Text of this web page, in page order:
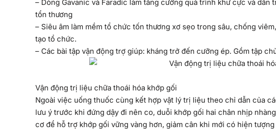
– Dòng Gavanic và Faradic làm tăng cường quà trình khư cực và dẫn
tổn thương
– Siêu âm làm mềm tổ chức tốn thương xơ sẹo trong sâu, chống
tạo tổ chức.
– Các bài tập vận động trợ giúp: kháng trở đến cưỡng ép. Gồm tập
Vận động trị liệu chữa thoái hóa khớp gối
Ngoài việc uống thuốc cùng kết hợp vật lý trị liệu theo chỉ dẫn của
lưu ý trước khi đứng dậy đi nên co, duỗi khớp gối hai chân nhịp
cơ để hỗ trợ khớp gối vững vàng hơn, giảm cân khi mới có hiện